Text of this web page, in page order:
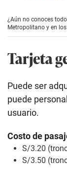
¿Aún no conoces
Metropolitano y en
Tarjeta
Puede ser
puede
usuario.
Costo de
S/3.20
S/3.50